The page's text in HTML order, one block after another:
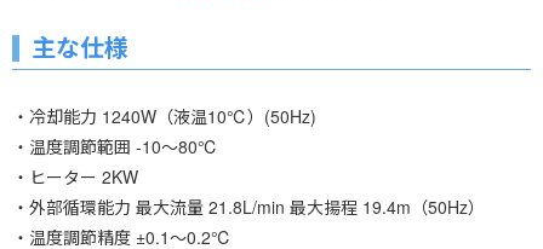
主な仕様
・冷却能力 1240W（液温10℃）(50Hz)
・温度調節範囲 -10～80℃
・ヒーター 2KW
・外部循環能力 最大流量 21.8L/min 最大揚程 19.4m（50Hz）
・温度調節精度 ±0.1～0.2℃